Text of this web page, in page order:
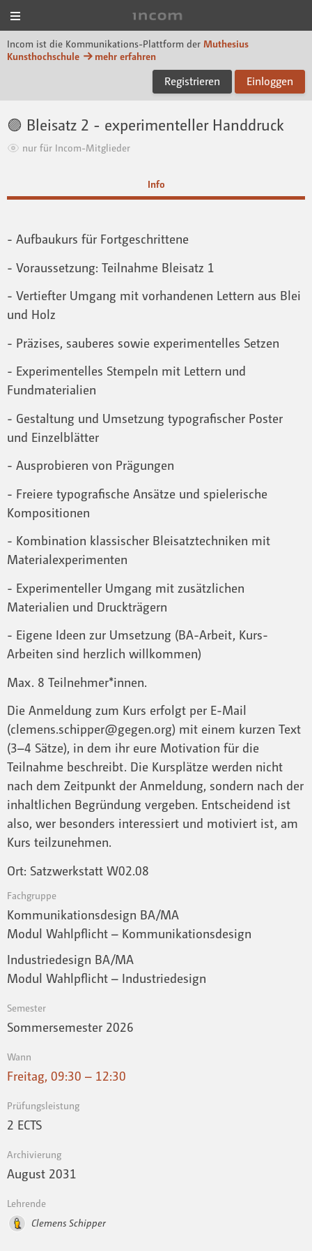
Incom ist die Kommunikations-Plattform der Muthesius
Kunsthochschule
mehr erfahren
Registrieren Einloggen
🟣 Bleisatz 2 - experimenteller Handdruck
nur für Incom-Mitglieder
Info
- Aufbaukurs für Fortgeschrittene
- Voraussetzung: Teilnahme Bleisatz 1
- Vertiefter Umgang mit vorhandenen Lettern aus Blei
und Holz
- Präzises, sauberes sowie experimentelles Setzen
- Experimentelles Stempeln mit Lettern und
Fundmaterialien
- Gestaltung und Umsetzung typografischer Poster
und Einzelblätter
- Ausprobieren von Prägungen
- Freiere typografische Ansätze und spielerische
Kompositionen
- Kombination klassischer Bleisatztechniken mit
Materialexperimenten
- Experimenteller Umgang mit zusätzlichen
Materialien und Druckträgern
- Eigene Ideen zur Umsetzung (BA-Arbeit, Kurs-
Arbeiten sind herzlich willkommen)
Max. 8 Teilnehmer*innen.
Die Anmeldung zum Kurs erfolgt per E-Mail
(clemens.schipper@gegen.org) mit einem kurzen Text
(3–4 Sätze), in dem ihr eure Motivation für die
Teilnahme beschreibt. Die Kursplätze werden nicht
nach dem Zeitpunkt der Anmeldung, sondern nach der
inhaltlichen Begründung vergeben. Entscheidend ist
also, wer besonders interessiert und motiviert ist, am
Kurs teilzunehmen.
Ort: Satzwerkstatt W02.08
Fachgruppe
Kommunikationsdesign BA/MA
Modul Wahlpflicht – Kommunikationsdesign
Industriedesign BA/MA
Modul Wahlpflicht – Industriedesign
Semester
Sommersemester 2026
Wann
Freitag, 09:30 – 12:30
Prüfungsleistung
2 ECTS
Archivierung
August 2031
Lehrende
Clemens Schipper